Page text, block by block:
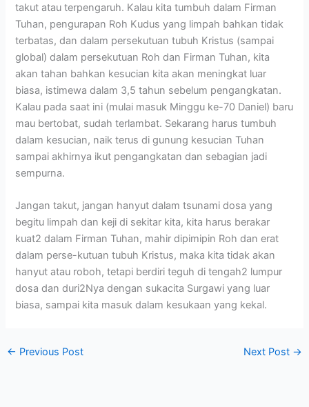
takut atau terpengaruh. Kalau kita tumbuh dalam Firman
Tuhan, pengurapan Roh Kudus yang limpah bahkan tidak
terbatas, dan dalam persekutuan tubuh Kristus (sampai
global) dalam persekutuan Roh dan Firman Tuhan, kita
akan tahan bahkan kesucian kita akan meningkat luar
biasa, istimewa dalam 3,5 tahun sebelum pengangkatan.
Kalau pada saat ini (mulai masuk Minggu ke-70 Daniel) baru
mau bertobat, sudah terlambat. Sekarang harus tumbuh
dalam kesucian, naik terus di gunung kesucian Tuhan
sampai akhirnya ikut pengangkatan dan sebagian jadi
sempurna.
Jangan takut, jangan hanyut dalam tsunami dosa yang
begitu limpah dan keji di sekitar kita, kita harus berakar
kuat2 dalam Firman Tuhan, mahir dipimipin Roh dan erat
dalam perse-kutuan tubuh Kristus, maka kita tidak akan
hanyut atau roboh, tetapi berdiri teguh di tengah2 lumpur
dosa dan duri2Nya dengan sukacita Surgawi yang luar
biasa, sampai kita masuk dalam kesukaan yang kekal.
← Previous Post Next Post →